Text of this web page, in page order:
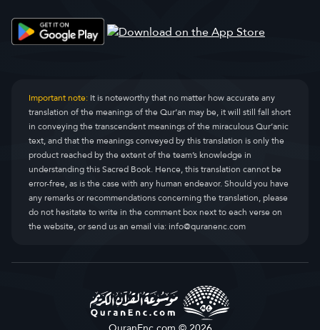
Important note:It is noteworthy that no matter how accurate any
translation of the meanings of the Qur’an may be, it will still fall short
in conveying the transcendent meanings of the miraculous Qur’anic
text, and that the meanings conveyed by this translation is only the
product reached by the extent of the team’s knowledge in
understanding this Sacred Book. Hence, this translation cannot be
error-free, as is the case with any human endeavor. Should you have
any remarks or recommendations concerning the translation, please
do not hesitate to write in the comment box next to each verse on
the website, or send us an email via:info@quranenc.com